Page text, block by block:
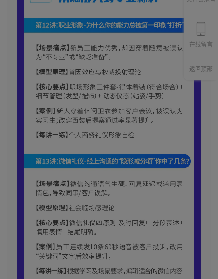
在线留言
返回顶部